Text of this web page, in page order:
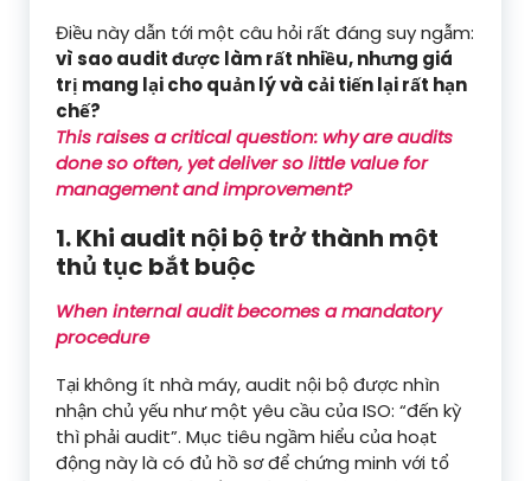
Điều này dẫn tới một câu hỏi rất đáng suy ngẫm:
vì sao audit được làm rất nhiều, nhưng giá
trị mang lại cho quản lý và cải tiến lại rất hạn
chế?
This raises a critical question: why are audits
done so often, yet deliver so little value for
management and improvement?
1. Khi audit nội bộ trở thành một
thủ tục bắt buộc
When internal audit becomes a mandatory
procedure
Tại không ít nhà máy, audit nội bộ được nhìn
nhận chủ yếu như một yêu cầu của ISO: “đến kỳ
thì phải audit”. Mục tiêu ngầm hiểu của hoạt
động này là có đủ hồ sơ để chứng minh với tổ